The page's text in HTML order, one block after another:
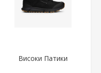
Високи Патики